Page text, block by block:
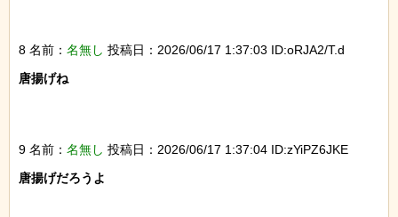
8 名前： 名無し 投稿日：2026/06/17 1:37:03 ID:oRJA2/T.d
唐揚げね
9 名前： 名無し 投稿日：2026/06/17 1:37:04 ID:zYiPZ6JKE
唐揚げだろうよ